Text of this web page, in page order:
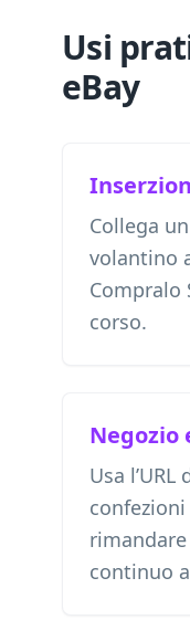
Usi
eBay
Collega
volantino
Compralo
corso.
Negozio
Usa
continuo